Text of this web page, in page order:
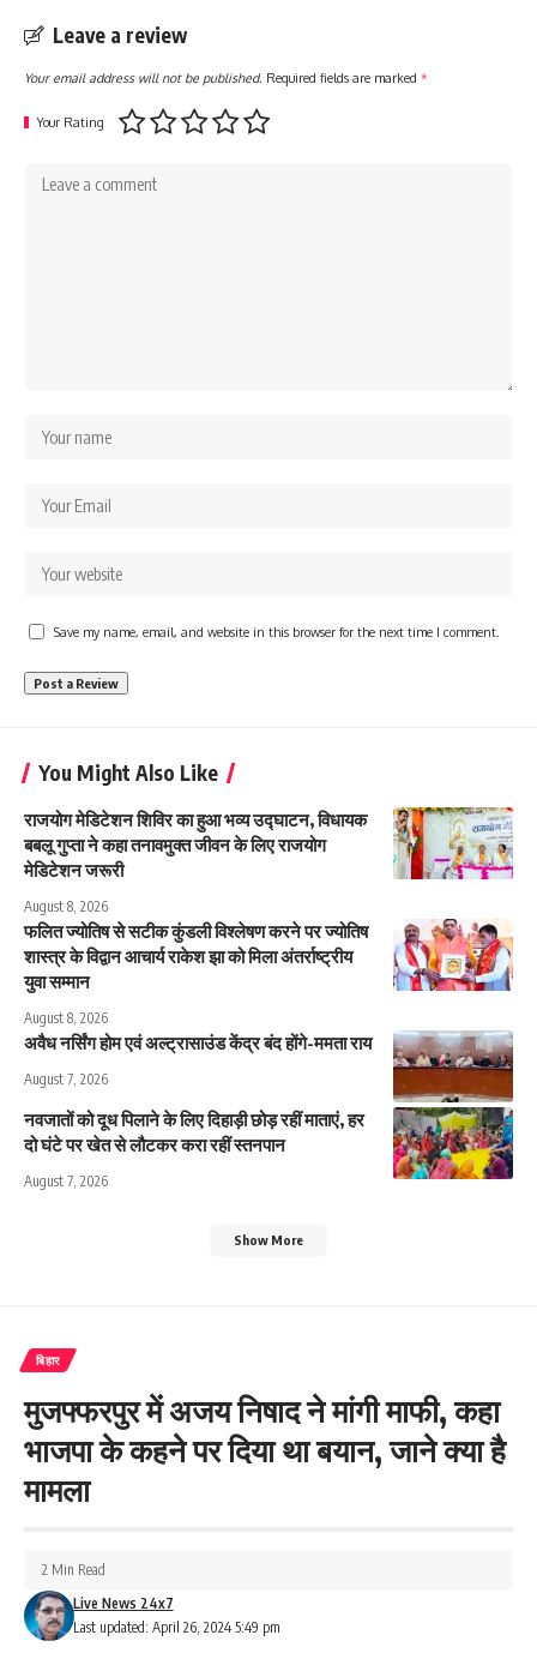
Leave a review
Your email address will not be published. Required fields are marked *
Your Rating
Save my name, email, and website in this browser for the next time I comment.
You Might Also Like
राजयोग मेडिटेशन शिविर का हुआ भव्य उद्घाटन, विधायक
बबलू गुप्ता ने कहा तनावमुक्त जीवन के लिए राजयोग
मेडिटेशन जरूरी
August 8, 2026
फलित ज्योतिष से सटीक कुंडली विश्लेषण करने पर ज्योतिष
शास्त्र के विद्वान आचार्य राकेश झा को मिला अंतर्राष्ट्रीय
युवा सम्मान
August 8, 2026
अवैध नर्सिंग होम एवं अल्ट्रासाउंड केंद्र बंद होंगे-ममता राय
August 7, 2026
नवजातों को दूध पिलाने के लिए दिहाड़ी छोड़ रहीं माताएं, हर
दो घंटे पर खेत से लौटकर करा रहीं स्तनपान
August 7, 2026
Show More
बिहार
मुजफ्फरपुर में अजय निषाद ने मांगी माफी, कहा
भाजपा के कहने पर दिया था बयान, जाने क्या है
मामला
Last updated: April 26, 2024 5:49 pm
Live News 24x7
2 Min Read